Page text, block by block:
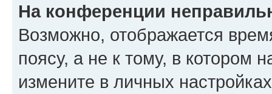
На конференции
Возможно, отображается
поясу, а не к тому, в котором
измените в личных